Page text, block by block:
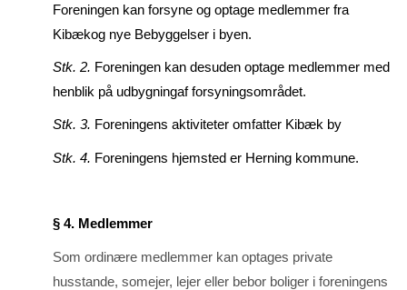
Foreningen kan forsyne og optage medlemmer fra
Kibækog nye Bebyggelser i byen.
Stk. 2. Foreningen kan desuden optage medlemmer med
henblik på udbygningaf forsyningsområ­det.
Stk. 3. Foreningens aktiviteter omfatter Kibæk by
Stk. 4. Foreningens hjemsted er Herning kommune.
§ 4. Medlemmer
Som ordinære medlemmer kan optages private
husstande, somejer, lejer eller bebor boliger i fore­ningens